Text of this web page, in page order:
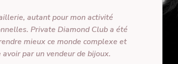
autant pour mon activité
Private Diamond Club a été
mieux ce monde complexe et
par un vendeur de bijoux.